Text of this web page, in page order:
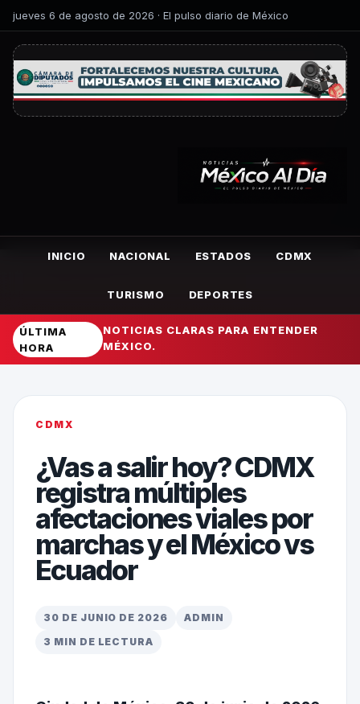
jueves 6 de agosto de 2026 · El pulso diario de México
INICIO NACIONAL ESTADOS CDMX
TURISMO DEPORTES
ÚLTIMA
HORA
NOTICIAS CLARAS PARA ENTENDER
MÉXICO.
CDMX
¿Vas a salir hoy? CDMX
registra múltiples
afectaciones viales por
marchas y el México vs
Ecuador
30 DE JUNIO DE 2026
ADMIN
3 MIN DE LECTURA